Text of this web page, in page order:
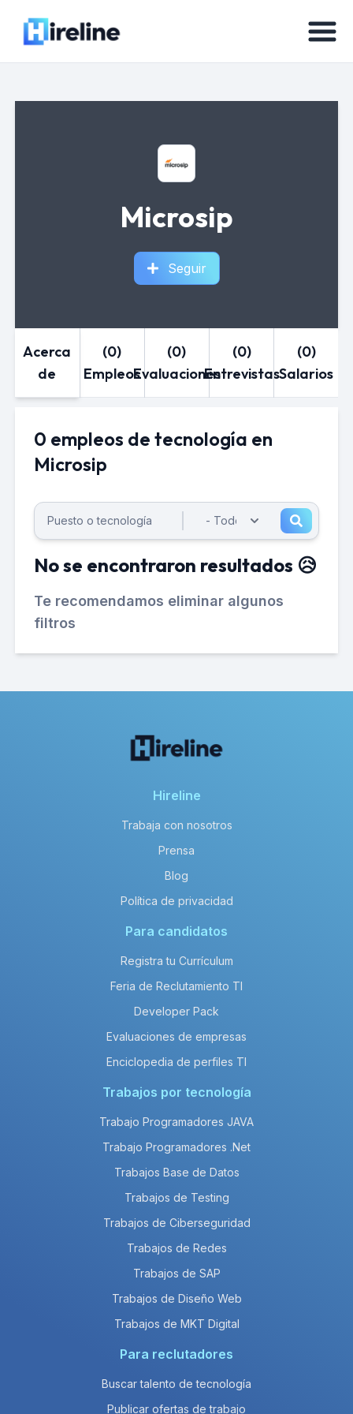
Microsip
Seguir
Acerca
de
(0)
Empleos
(0)
Evaluaciones
(0)
Entrevistas
(0)
Salarios
0 empleos de tecnología en
Microsip
No se encontraron resultados 😥
Te recomendamos eliminar algunos
filtros
Hireline
Trabaja con nosotros
Prensa
Blog
Política de privacidad
Para candidatos
Registra tu Currículum
Feria de Reclutamiento TI
Developer Pack
Evaluaciones de empresas
Enciclopedia de perfiles TI
Trabajos por tecnología
Trabajo Programadores JAVA
Trabajo Programadores .Net
Trabajos Base de Datos
Trabajos de Testing
Trabajos de Ciberseguridad
Trabajos de Redes
Trabajos de SAP
Trabajos de Diseño Web
Trabajos de MKT Digital
Para reclutadores
Buscar talento de tecnología
Publicar ofertas de trabajo